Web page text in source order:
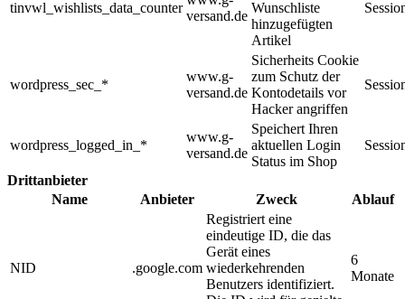
tinvwl_wishlists_data_counter
versand.de
Wunschliste
hinzugefügten
Artikel
wordpress_sec_*
www.g-
versand.de
Sicherheits Cookie
zum Schutz der
Kontodetails vor
Hacker angriffen
wordpress_logged_in_*
www.g-
versand.de
Speichert Ihren
aktuellen Login
Status im Shop
Drittanbieter
Name
Anbieter Zweck Ablauf
NID .google.com
Registriert eine
eindeutige ID, die das
Gerät eines
wiederkehrenden
Benutzers identifiziert.
6
Monate